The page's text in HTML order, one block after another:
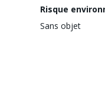
Risque
Sans objet